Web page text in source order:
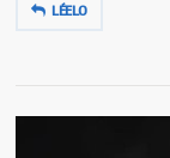
LÉELO